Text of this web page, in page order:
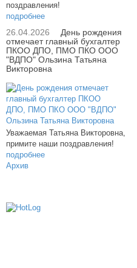
поздравления!
подробнее
26.04.2026
День рождения
отмечает главный бухгалтер
ПКОО ДПО, ПМО ПКО ООО
"ВДПО" Ользина Татьяна
Викторовна
Уважаемая Татьяна Викторовна,
примите наши поздравления!
подробнее
Архив